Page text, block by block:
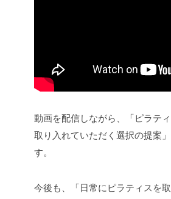
動画を配信しながら、「ピラテ
取り入れていただく選択の提案
す。
今後も、「日常にピラティスを